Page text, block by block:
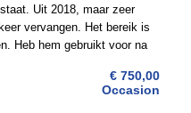
Uit 2018, maar zeer
vervangen. Het bereik is
Heb hem gebruikt voor na
dus ik ...
€ 750,00
Occasion